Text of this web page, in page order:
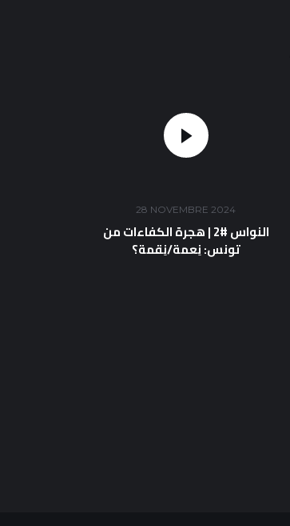
28 NOVEMBRE 2024
النواس #2 | هجرة الكفاءات من
تونس: نِعمة/نِقمة؟